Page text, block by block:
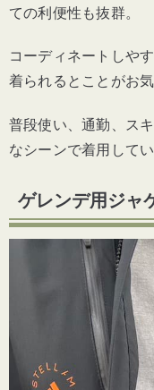
ての利便性も抜群。
コーディネートしや
着られるとことがお
普段使い、通勤、ス
なシーンで着用してい
ゲレンデ用ジャ